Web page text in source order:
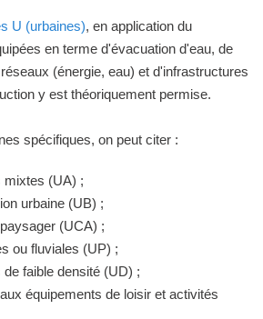
U (urbaines), en application du
en terme d'évacuation d'eau, de
(énergie, eau) et d'infrastructures
y est théoriquement permise.
spécifiques, on peut citer :
mixtes (UA) ;
urbaine (UB) ;
(UCA) ;
ou fluviales (UP) ;
faible densité (UD) ;
équipements de loisir et activités